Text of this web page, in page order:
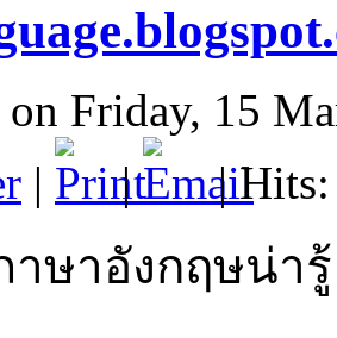
on Friday, 15
| | | Hits:
ษาอังกฤษน่า